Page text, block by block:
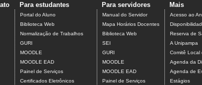
Para estudantes
Portal do Aluno
Biblioteca Web
Normalização de Trabalhos
GURI
MOODLE
MOODLE EAD
Painel de Serviços
Certificados Eletrônicos
Para servidores
Manual do Servidor
Mapa Horários Docentes
Biblioteca Web
SEI
GURI
MOODLE
MOODLE EAD
Painel de Serviços
Mais
Acesso ao
Reserva de
A Unipampa
Comitê Local
Agenda da
Agenda de
Estágios